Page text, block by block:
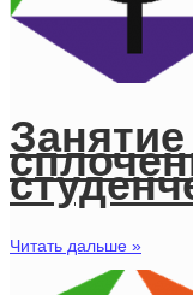
Читать дальше »